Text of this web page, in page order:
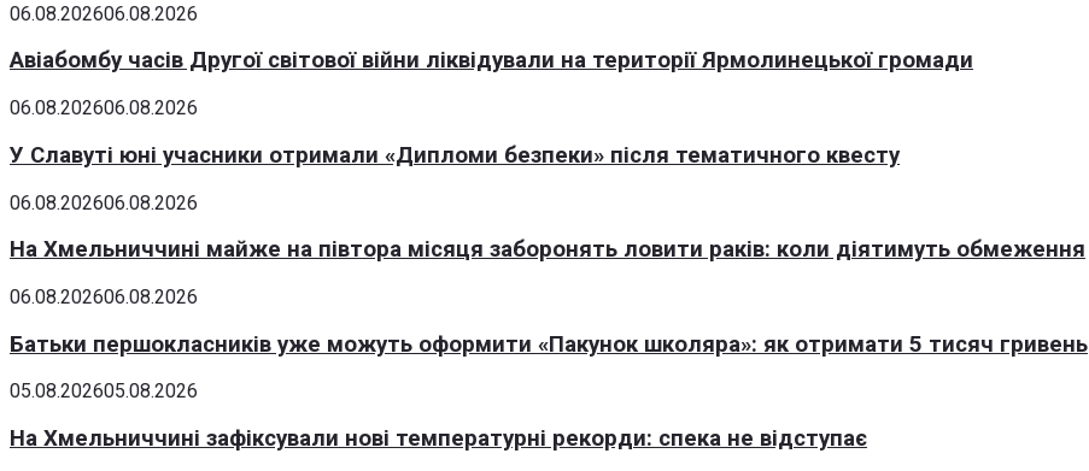
06.08.202606.08.2026
Авіабомбу часів Другої світової війни ліквідували на території Ярмолинецької громади
06.08.202606.08.2026
У Славуті юні учасники отримали «Дипломи безпеки» після тематичного квесту
06.08.202606.08.2026
На Хмельниччині майже на півтора місяця заборонять ловити раків: коли діятимуть обмеження
06.08.202606.08.2026
Батьки першокласників уже можуть оформити «Пакунок школяра»: як отримати 5 тисяч гривень
05.08.202605.08.2026
На Хмельниччині зафіксували нові температурні рекорди: спека не відступає